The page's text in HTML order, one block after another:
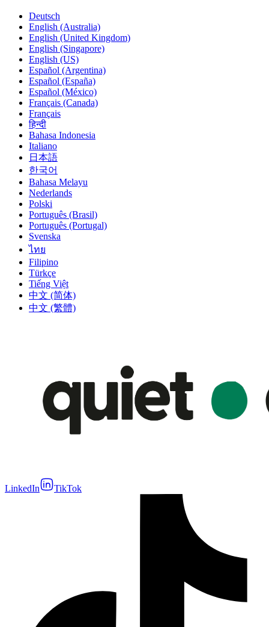
Deutsch
English (Australia)
English (United Kingdom)
English (Singapore)
English (US)
Español (Argentina)
Español (España)
Español (México)
Français (Canada)
Français
हिन्दी
Bahasa Indonesia
Italiano
日本語
한국어
Bahasa Melayu
Nederlands
Polski
Português (Brasil)
Português (Portugal)
Svenska
ไทย
Filipino
Türkçe
Tiếng Việt
中文 (简体)
中文 (繁體)
LinkedIn TikTok